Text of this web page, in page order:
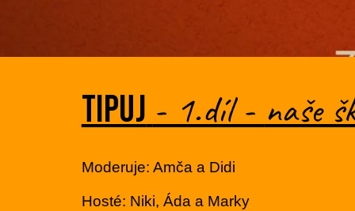
tipuj - 1.díl - naše
Moderuje: Amča a Didi
Hosté: Niki, Áda a Marky